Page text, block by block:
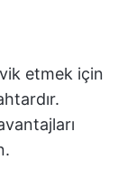
etmek için